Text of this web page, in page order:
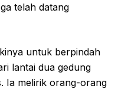
telah datang
untuk berpindah
lantai dua gedung
Ia melirik orang-orang